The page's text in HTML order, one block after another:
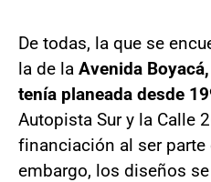
De todas, la que se
la de la Avenida Boyacá,
tenía planeada desde
Autopista Sur y la Calle
financiación al ser
embargo, los diseños